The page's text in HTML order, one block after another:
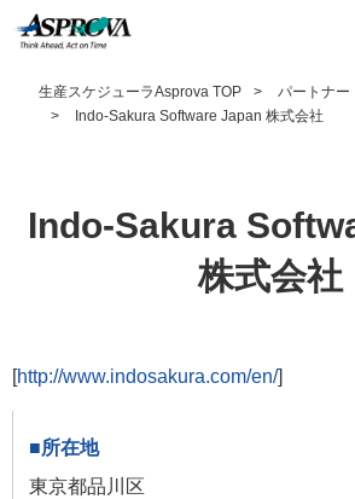
生産スケジューラAsprova TOP
パートナー
Indo-Sakura Software Japan 株式会社
Indo-Sakura
株式会社
[http://www.indosakura.com/en/]
東京都品川区